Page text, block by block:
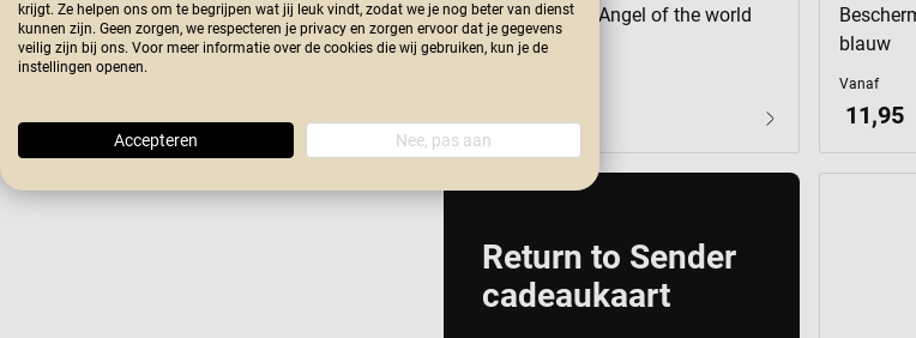
Beschermengel Angel of the world
paars
blauw
Vanaf
11,95
Return to Sender
cadeaukaart
krijgt. Ze helpen ons om te begrijpen wat jij leuk vindt, zodat we je nog beter van dienst
kunnen zijn. Geen zorgen, we respecteren je privacy en zorgen ervoor dat je gegevens
veilig zijn bij ons. Voor meer informatie over de cookies die wij gebruiken, kun je de
instellingen openen.
Accepteren Nee, pas aan